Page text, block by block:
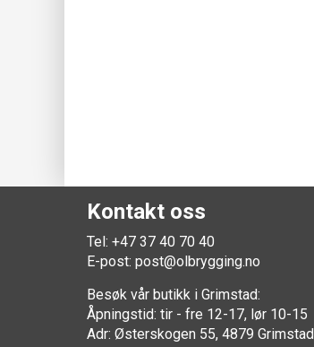
Kontakt oss
Tel: +47 37 40 70 40
E-post: post@olbrygging.no
Besøk vår butikk i Grimstad:
Åpningstid: tir - fre 12-17, lør 10-15
Adr: Østerskogen 55, 4879 Grimstad